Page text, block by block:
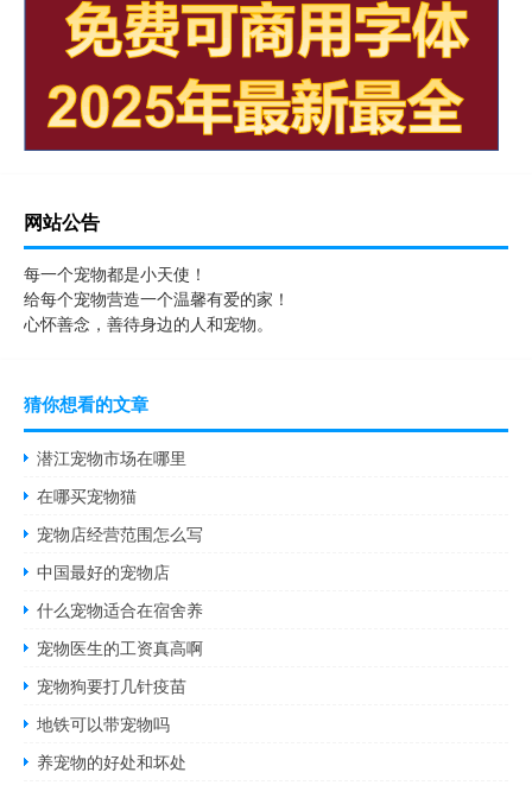
网站公告
每一个宠物都是小天使！
给每个宠物营造一个温馨有爱的家！
心怀善念，善待身边的人和宠物。
猜你想看的文章
潜江宠物市场在哪里
在哪买宠物猫
宠物店经营范围怎么写
中国最好的宠物店
什么宠物适合在宿舍养
宠物医生的工资真高啊
宠物狗要打几针疫苗
地铁可以带宠物吗
养宠物的好处和坏处